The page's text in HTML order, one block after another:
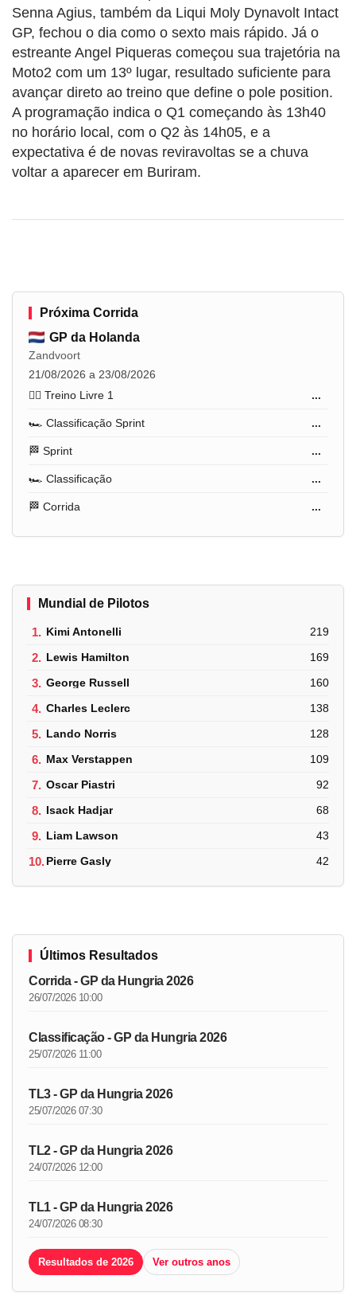
Senna Agius, também da Liqui Moly Dynavolt Intact
GP, fechou o dia como o sexto mais rápido. Já o
estreante Angel Piqueras começou sua trajetória na
Moto2 com um 13º lugar, resultado suficiente para
avançar direto ao treino que define o pole position.
A programação indica o Q1 começando às 13h40
no horário local, com o Q2 às 14h05, e a
expectativa é de novas reviravoltas se a chuva
voltar a aparecer em Buriram.
Próxima Corrida
GP da Holanda
Zandvoort
21/08/2026 a 23/08/2026
🏋️‍♂️ Treino Livre 1
...
🏎️ Classificação Sprint ...
🏁 Sprint ...
🏎️ Classificação ...
🏁 Corrida ...
Mundial de Pilotos
1. Kimi Antonelli 219
2. Lewis Hamilton 169
3. George Russell 160
4. Charles Leclerc 138
5. Lando Norris 128
6. Max Verstappen 109
7. Oscar Piastri 92
8. Isack Hadjar 68
9. Liam Lawson 43
10.Pierre Gasly 42
Últimos Resultados
Corrida - GP da Hungria 2026
26/07/2026 10:00
Classificação - GP da Hungria 2026
25/07/2026 11:00
TL3 - GP da Hungria 2026
25/07/2026 07:30
TL2 - GP da Hungria 2026
24/07/2026 12:00
TL1 - GP da Hungria 2026
24/07/2026 08:30
Resultados de 2026 Ver outros anos